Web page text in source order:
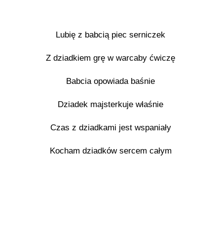
Lubię z babcią piec serniczek
Z dziadkiem grę w warcaby ćwiczę
Babcia opowiada baśnie
Dziadek majsterkuje właśnie
Czas z dziadkami jest wspaniały
Kocham dziadków sercem całym